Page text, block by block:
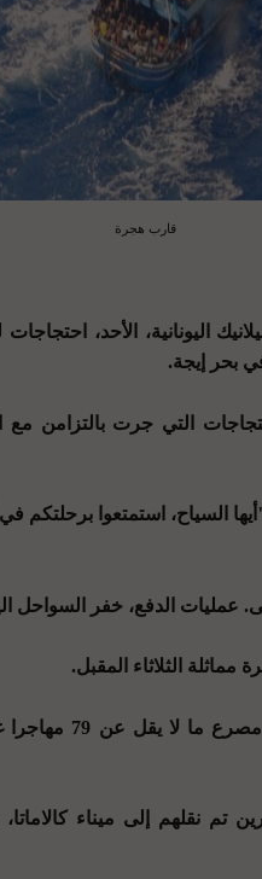
قارب هجرة
الأحد، احتجاجات
بحر إيجة.
التي جرت بالتزامن مع
السياح، استمتعوا برحلتكم
الثلاثاء المقبل.
والأربعاء،
إلى إنقاذ أكثر من 100 آخرين تم نقلهم